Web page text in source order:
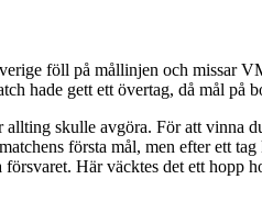
föll på mållinjen och missar
hade gett ett övertag, då mål på
skulle avgöra. För att vinna
första mål, men efter ett
Här väcktes det ett hopp